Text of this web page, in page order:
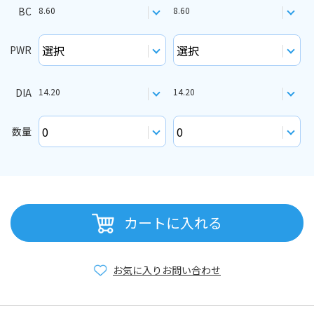
BC 8.60 8.60
PWR
DIA 14.20 14.20
数量
カートに入れる
お気に入り お問い合わせ